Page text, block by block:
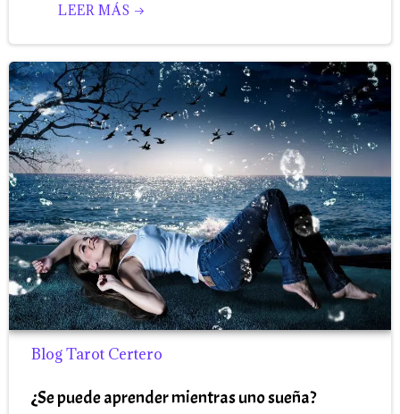
LEER MÁS
Blog Tarot Certero
¿Se puede aprender mientras uno sueña?